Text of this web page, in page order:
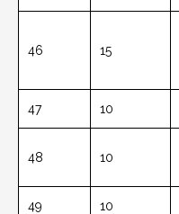
46 15
47 10
48 10
49 10